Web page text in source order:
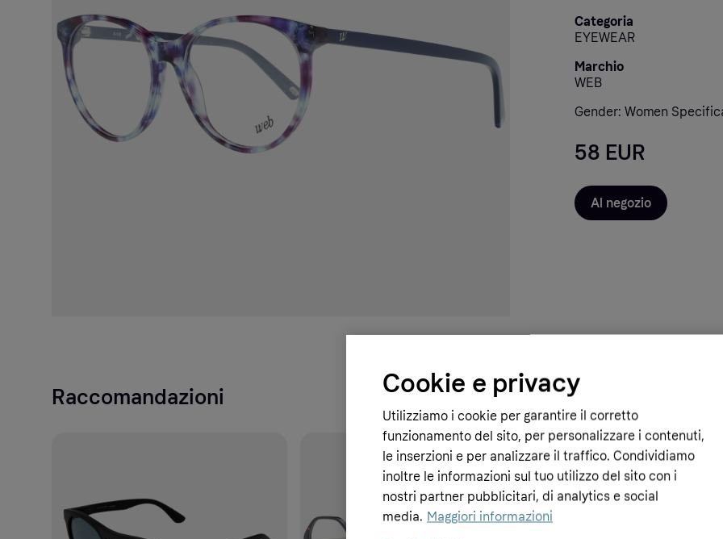
Categoria
EYEWEAR
Marchio
WEB
Gender: Women
58 EUR
Al negozio
Raccomandazioni Cookie e privacy
Utilizziamo i cookie per garantire il corretto
funzionamento del sito, per personalizzare i contenuti,
le inserzioni e per analizzare il traffico. Condividiamo
inoltre le informazioni sul tuo utilizzo del sito con i
nostri partner pubblicitari, di analytics e social
media. Maggiori informazioni